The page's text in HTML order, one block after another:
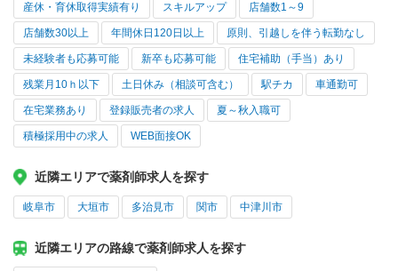
産休・育休取得実績有り スキルアップ 店舗数1～9
店舗数30以上 年間休日120日以上 原則、引越しを伴う転勤なし
未経験者も応募可能 新卒も応募可能 住宅補助（手当）あり
残業月10ｈ以下 土日休み（相談可含む） 駅チカ 車通勤可
在宅業務あり 登録販売者の求人 夏～秋入職可
積極採用中の求人 WEB面接OK
近隣エリアで薬剤師求人を探す
岐阜市 大垣市 多治見市 関市 中津川市
近隣エリアの路線で薬剤師求人を探す